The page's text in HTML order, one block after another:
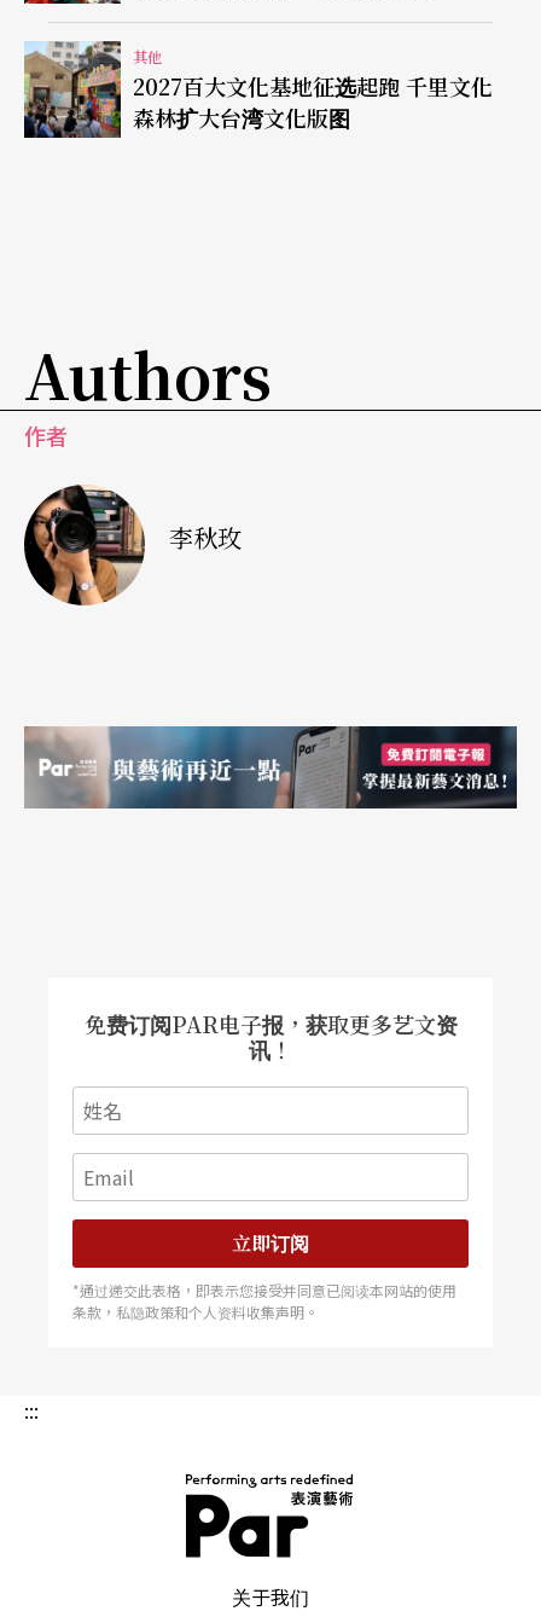
其他
2027百大文化基地征选起跑 千里文化
森林扩大台湾文化版图
Authors
作者
李秋玫
免费订阅PAR电子报，获取更多艺文资
讯！
立即订阅
*通过递交此表格，即表示您接受并同意已阅读本网站的使用
条款，私隐政策和个人资料收集声明。
:::
关于我们